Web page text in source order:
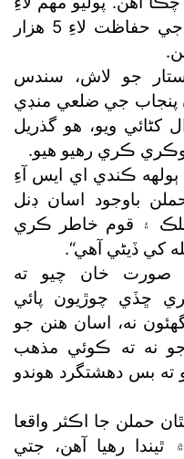
ڪم ڪندڙ 7 هزار رضاڪارن جي حفاظت لاءِ 5 هزار
جو لاش، سندس
جي ضلعي منڊي
کڻائي ويو، هو گذريل
ٻولهه ڪندي اي ايس آءِ
باوجود اسان ڊنل
۽ قوم خاطر ڪري
کي ڏيڻي آهي“.
صورت خان چيو ته
ڇڏي چوڙيون پائي
نه، اسان هنن جو
جو نه ته ڪوئي مذهب
ته بس دهشتگرد هوندو
حملن جا اڪثر واقعا
ٿيندا رهيا آهن، جتي